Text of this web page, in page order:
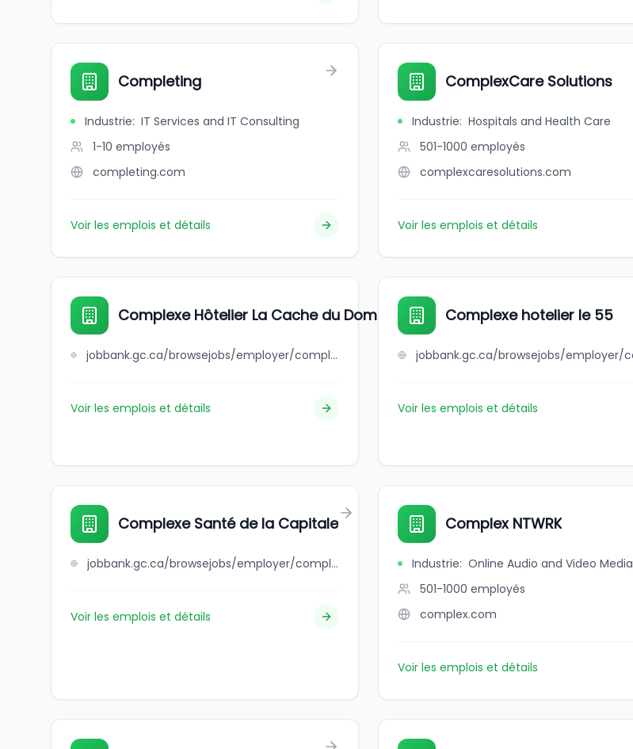
Completing
Industrie: IT Services and IT Consulting
1-10 employés
completing.com
Voir les emplois et détails
ComplexCare Solutions
Industrie: Hospitals and Health Care
501-1000 employés
complexcaresolutions.com
Voir les emplois et détails
Complexe Hôtelier La Cache du Domaine Inc.
jobbank.gc.ca/browsejobs/employer/complexe+h%C3%B4telier+la+cache+du+domaine+inc./ca
Voir les emplois et détails
Complexe hotelier le 55
Voir les emplois et détails
Complexe Santé de la Capitale
jobbank.gc.ca/browsejobs/employer/complexe+sant%C3%A9+de+la+capitale/ca
Voir les emplois et détails
Complex NTWRK
Industrie: Online Audio and Video Media
501-1000 employés
complex.com
Voir les emplois et détails